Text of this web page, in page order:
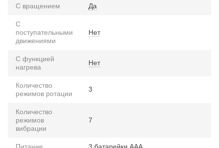
С вращением Да
С
поступательными
движениями
Нет
С функцией
нагрева
Нет
Количество
режимов ротации
3
Количество
режимов
вибрации
7
Питание 3 батарейки ААА